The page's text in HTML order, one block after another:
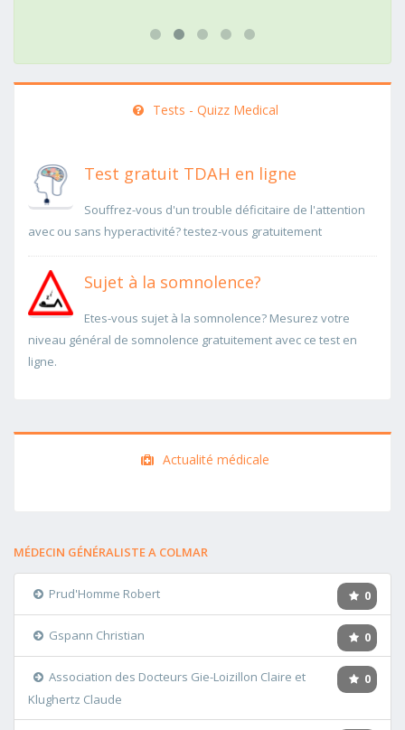
Tests - Quizz Medical
Test gratuit TDAH en ligne
Souffrez-vous d'un trouble déficitaire de l'attention
avec ou sans hyperactivité? testez-vous gratuitement
Sujet à la somnolence?
Etes-vous sujet à la somnolence? Mesurez votre
niveau général de somnolence gratuitement avec ce test en
ligne.
Actualité médicale
MÉDECIN GÉNÉRALISTE A COLMAR
0
Prud'Homme Robert
0
Gspann Christian
0
Association des Docteurs Gie-Loizillon Claire et
Klughertz Claude